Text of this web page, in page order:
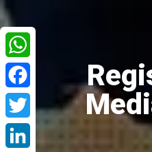
WhatsApp
Facebook
Twitter